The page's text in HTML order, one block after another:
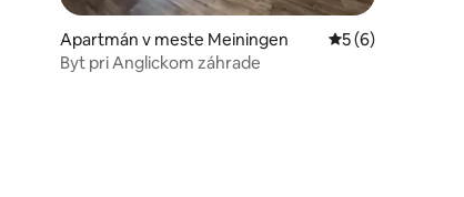
Apartmán v meste Meiningen Priemerné
5 (6)
Byt pri Anglickom záhrade